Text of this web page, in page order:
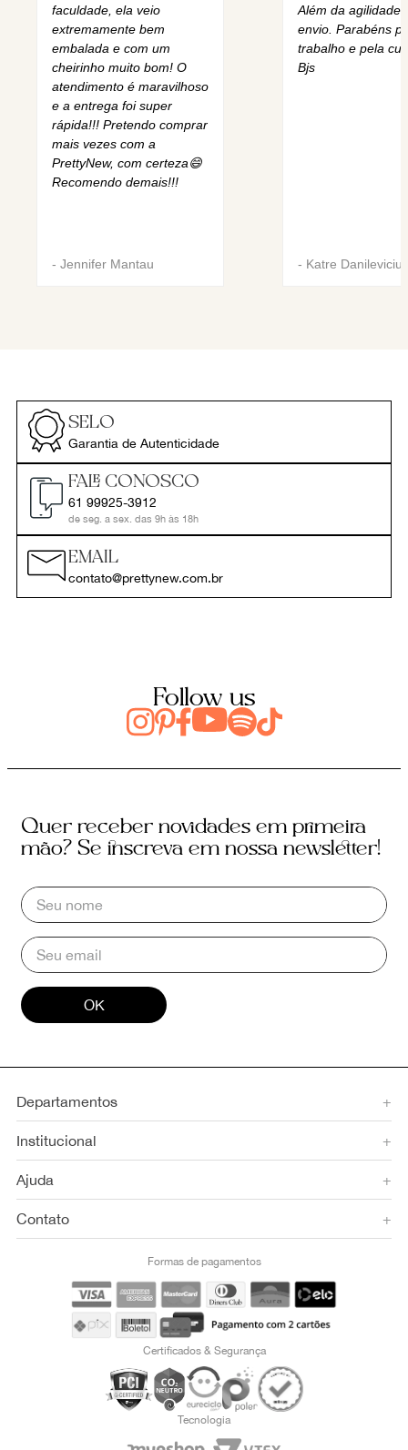
faculdade, ela veio
extremamente bem
embalada e com um
cheirinho muito bom! O
atendimento é maravilhoso
e a entrega foi super
rápida!!! Pretendo comprar
mais vezes com a
PrettyNew, com certeza😄
Recomendo demais!!!
- Jennifer Mantau
Além da agilidade
envio. Parabéns
trabalho e pela
Bjs
- Katre Danilevicius
SELO
Garantia de Autenticidade
FALE CONOSCO
61 99925-3912
de seg. a sex. das 9h às 18h
EMAIL
contato@prettynew.com.br
Follow us
Quer receber novidades em primeira
mão? Se inscreva em nossa newsletter!
OK
Departamentos +
Institucional +
Ajuda +
Contato +
Formas de pagamentos
Certificados & Segurança
Tecnologia